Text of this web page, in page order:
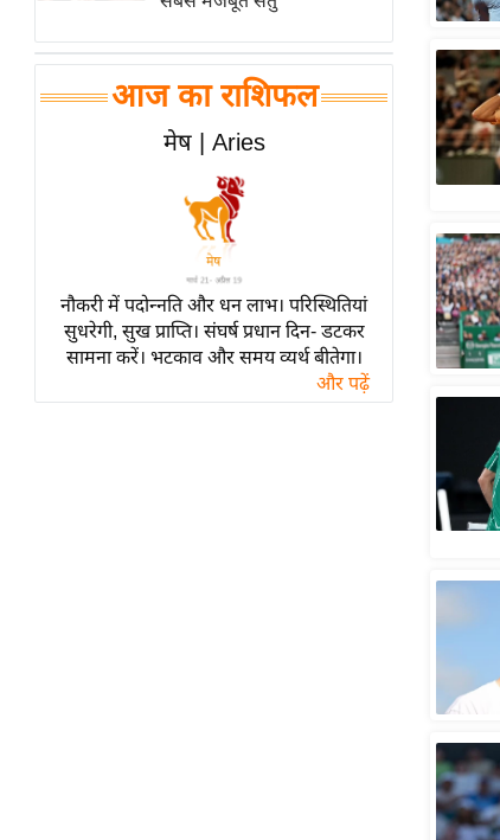
न्यूज ब्रीफ
मनोरंजन जगत
बॉलीवुड
फिल्म समीक्षा
लाइफस्टाइल
टेक्नॉलॉजी
आज का राशिफल
मेष | Aries
नौकरी में पदोन्नति और धन लाभ। परिस्थितियां
सुधरेगी, सुख प्राप्ति। संघर्ष प्रधान दिन- डटकर
सामना करें। भटकाव और समय व्यर्थ बीतेगा।
और पढ़ें